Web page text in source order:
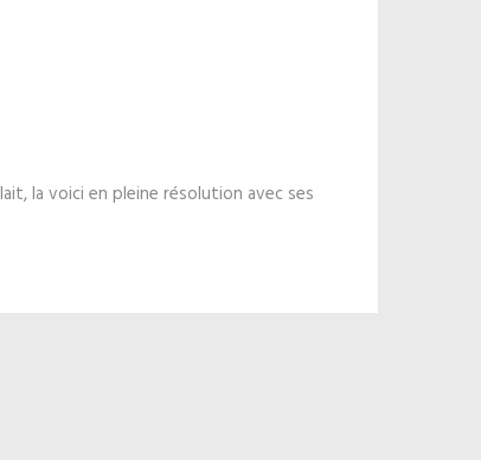
la voici en pleine résolution avec ses